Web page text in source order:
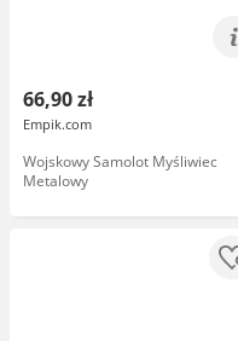
66,90 zł
Empik.com
Wojskowy Samolot Myśliwiec
Metalowy